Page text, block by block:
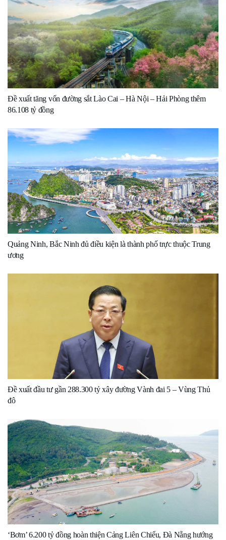
Đề xuất tăng vốn đường sắt Lào Cai – Hà Nội – Hải Phòng thêm
86.108 tỷ đồng
Quảng Ninh, Bắc Ninh đủ điều kiện là thành phố trực thuộc Trung
ương
Đề xuất đầu tư gần 288.300 tỷ xây đường Vành đai 5 – Vùng Thủ
đô
‘Bơm’ 6.200 tỷ đồng hoàn thiện Cảng Liên Chiểu, Đà Nẵng hướng